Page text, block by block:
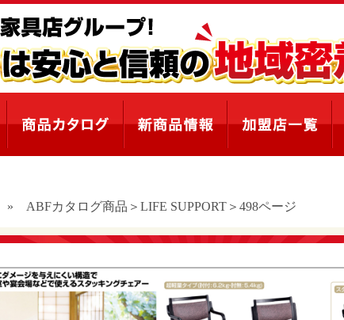
» ABFカタログ商品＞LIFE SUPPORT＞498ページ